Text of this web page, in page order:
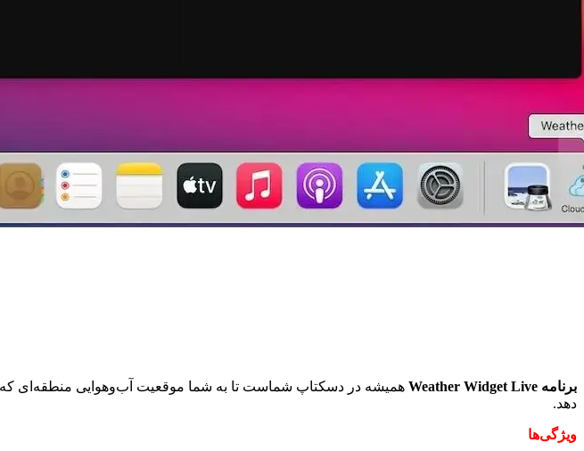
برنامه Weather Widget Live
همیشه در دسکتاپ شماست تا به شما موقعیت آب‌و‌هوایی منطقه‌ای که
دهد.
ویژگی‌ها